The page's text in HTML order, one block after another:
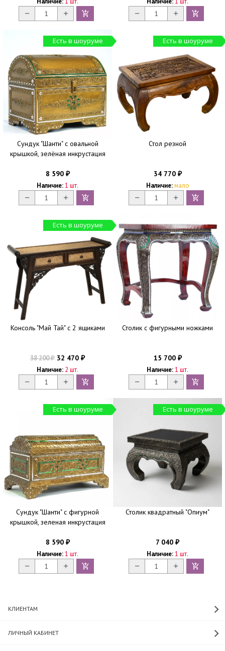
Есть в шоуруме
Сундук "Шанти" с овальной
крышкой, зелёная инкрустация
8 590 ₽
Наличие:1 шт.
Есть в шоуруме
Стол резной
34 770 ₽
Наличие: мало
Есть в шоуруме
Консоль "Май Тай" с 2 ящиками
38 200₽ 32 470 ₽
Наличие: 2 шт.
Столик с фигурными ножками
15 700 ₽
Наличие:1 шт.
Есть в шоуруме
Сундук "Шанти" с фигурной
крышкой, зеленая инкрустация
8 590 ₽
Наличие:1 шт.
Есть в шоуруме
Столик квадратный "Опиум"
7 040 ₽
Наличие:1 шт.
КЛИЕНТАМ
ЛИЧНЫЙ КАБИНЕТ